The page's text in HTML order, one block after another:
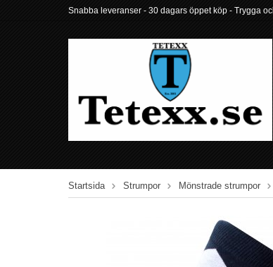
Snabba leveranser - 30 dagars öppet köp - Trygga
Startsida Strumpor Mönstrade strumpor